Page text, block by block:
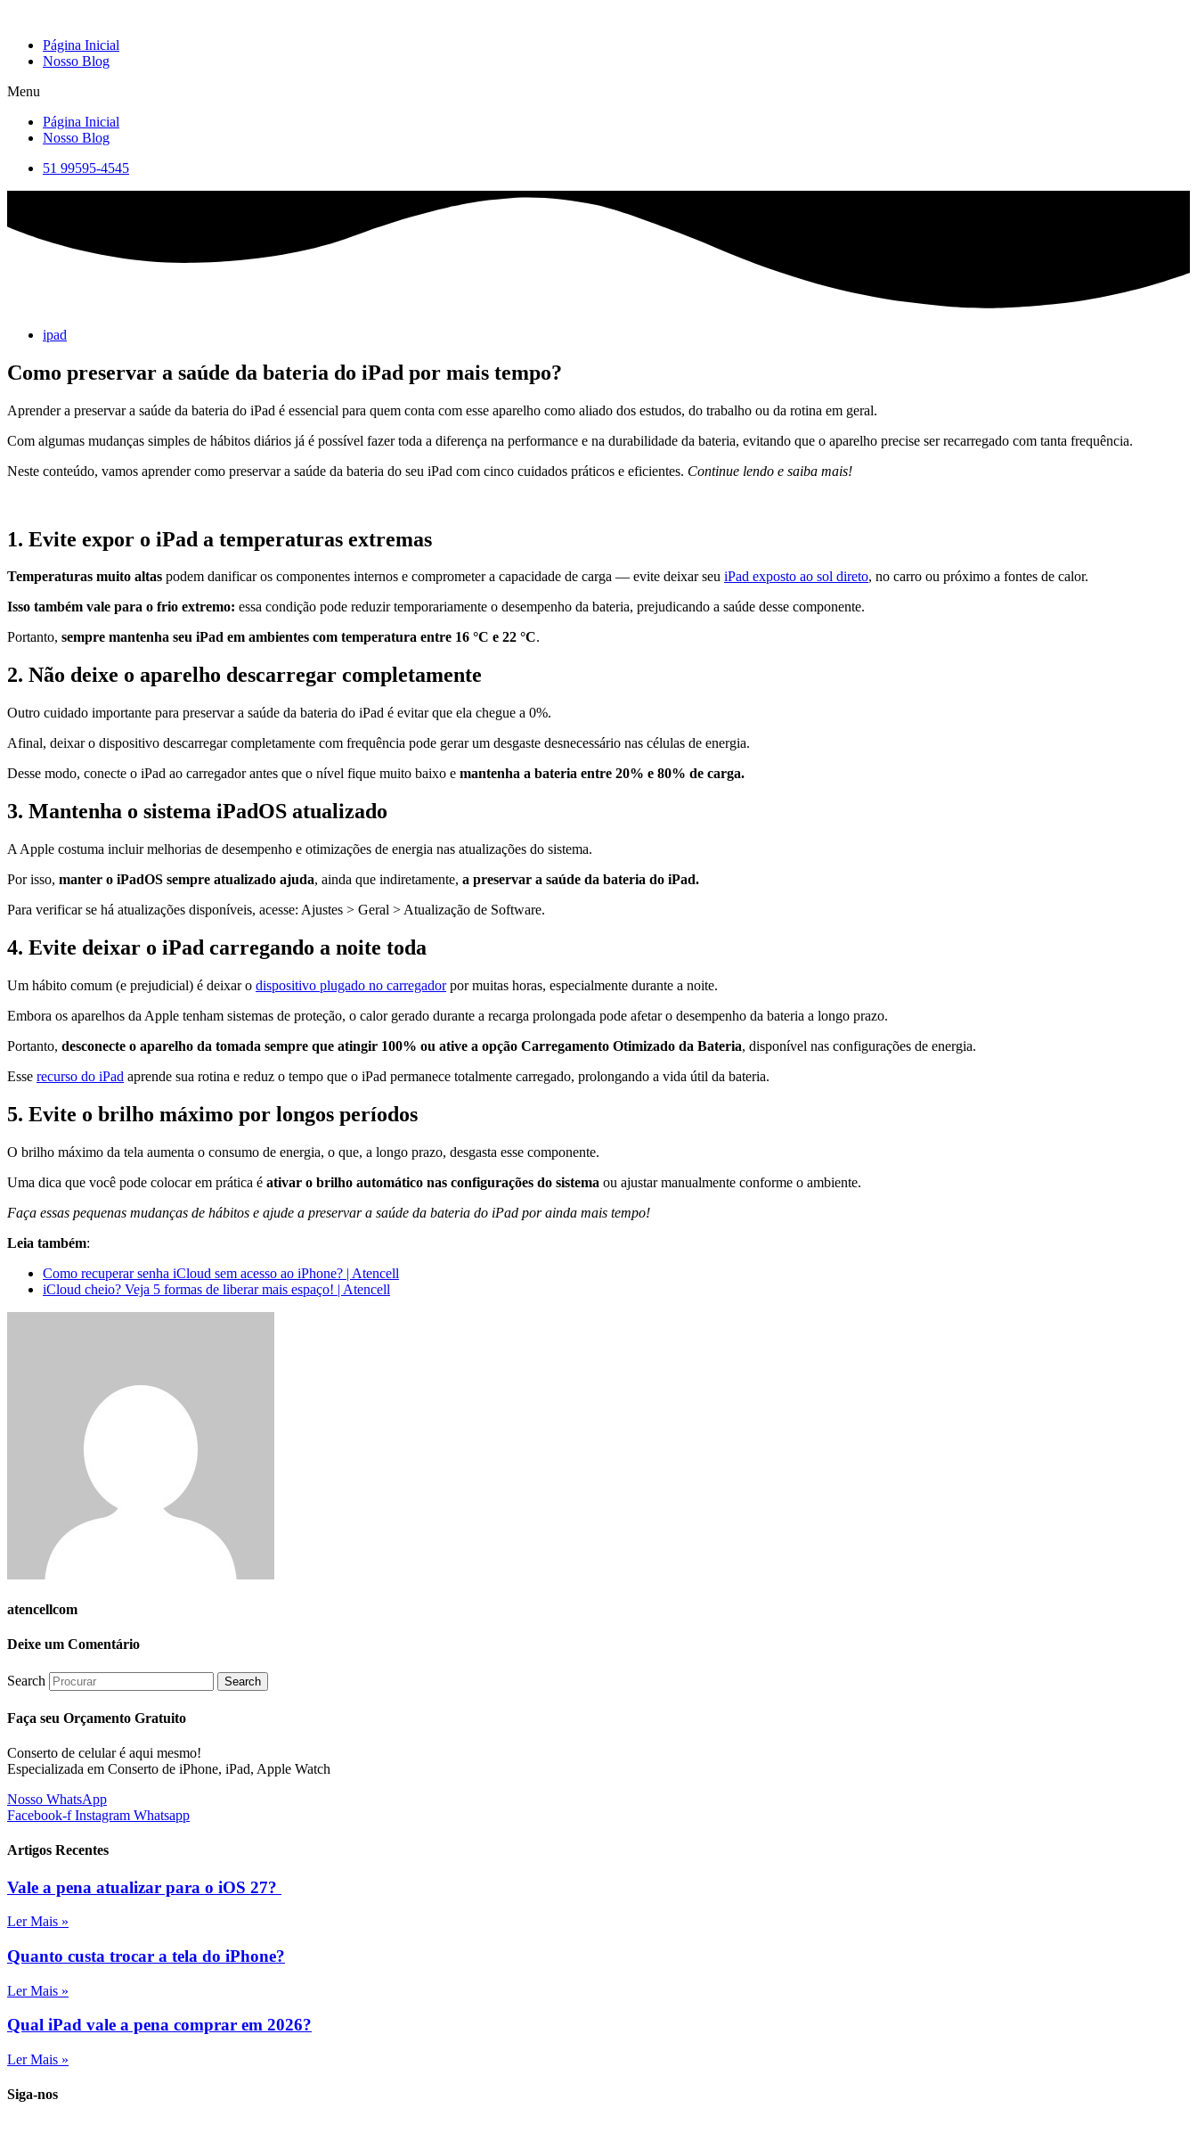
contentPágina Inicial
Nosso Blog
Menu
Página Inicial
Nosso Blog
51 99595-4545
ipad
Como preservar a saúde da bateria do iPad por mais tempo?
Aprender a preservar a saúde da bateria do iPad é essencial para quem conta com esse aparelho como aliado dos estudos, do trabalho ou da rotina em geral.
Com algumas mudanças simples de hábitos diários já é possível fazer toda a diferença na performance e na durabilidade da bateria, evitando que o aparelho precise ser recarregado com tanta frequência.
Neste conteúdo, vamos aprender como preservar a saúde da bateria do seu iPad com cinco cuidados práticos e eficientes. Continue lendo e saiba mais!
1. Evite expor o iPad a temperaturas extremas
Temperaturas muito altas podem danificar os componentes internos e comprometer a capacidade de carga — evite deixar seu iPad exposto ao sol direto, no carro ou próximo a fontes de calor.
Isso também vale para o frio extremo: essa condição pode reduzir temporariamente o desempenho da bateria, prejudicando a saúde desse componente.
Portanto, sempre mantenha seu iPad em ambientes com temperatura entre 16 °C e 22 °C.
2. Não deixe o aparelho descarregar completamente
Outro cuidado importante para preservar a saúde da bateria do iPad é evitar que ela chegue a 0%.
Afinal, deixar o dispositivo descarregar completamente com frequência pode gerar um desgaste desnecessário nas células de energia.
Desse modo, conecte o iPad ao carregador antes que o nível fique muito baixo e mantenha a bateria entre 20% e 80% de carga.
3. Mantenha o sistema iPadOS atualizado
A Apple costuma incluir melhorias de desempenho e otimizações de energia nas atualizações do sistema.
Por isso, manter o iPadOS sempre atualizado ajuda, ainda que indiretamente, a preservar a saúde da bateria do iPad.
Para verificar se há atualizações disponíveis, acesse: Ajustes > Geral > Atualização de Software.
4. Evite deixar o iPad carregando a noite toda
Um hábito comum (e prejudicial) é deixar o dispositivo plugado no carregadorpor muitas horas, especialmente durante a noite.
Embora os aparelhos da Apple tenham sistemas de proteção, o calor gerado durante a recarga prolongada pode afetar o desempenho da bateria a longo prazo.
Portanto, desconecte o aparelho da tomada sempre que atingir 100% ou ative a opção Carregamento Otimizado da Bateria, disponível nas configurações de energia.
Esse recurso do iPad aprende sua rotina e reduz o tempo que o iPad permanece totalmente carregado, prolongando a vida útil da bateria.
5. Evite o brilho máximo por longos períodos
O brilho máximo da tela aumenta o consumo de energia, o que, a longo prazo, desgasta esse componente.
Uma dica que você pode colocar em prática é ativar o brilho automático nas configurações do sistema ou ajustar manualmente conforme o ambiente.
Faça essas pequenas mudanças de hábitos e ajude a preservar a saúde da bateria do iPad por ainda mais tempo!
Leia também:
Como recuperar senha iCloud sem acesso ao iPhone? | Atencell
iCloud cheio? Veja 5 formas de liberar mais espaço! | Atencell
atencellcom
Deixe um Comentário
Search Search
Faça seu Orçamento Gratuito
Conserto de celular é aqui mesmo!
Especializada em Conserto de iPhone, iPad, Apple Watch
Nosso WhatsApp
Facebook-f Instagram Whatsapp
Artigos Recentes
Vale a pena atualizar para o iOS 27?
Ler Mais »
Quanto custa trocar a tela do iPhone?
Ler Mais »
Qual iPad vale a pena comprar em 2026?
Ler Mais »
Siga-nos